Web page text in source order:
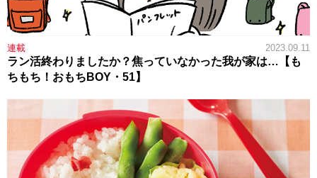
連載 2023.09.11
ラン活終わりましたか？焦っていなかった我が家は…【も
ちもち！おもちBOY・51】